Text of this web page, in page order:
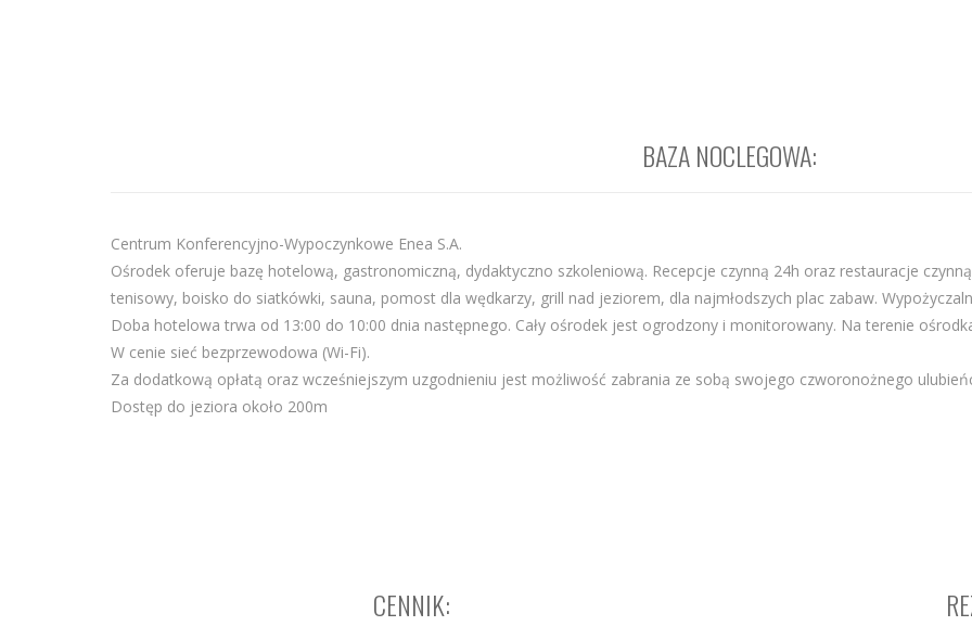
BAZA NOCLEGOWA:
Centrum Konferencyjno-Wypoczynkowe Enea S.A.
Ośrodek oferuje bazę hotelową, gastronomiczną, dydaktyczno szkoleniową. Recepcje czynną 24h oraz restauracje
tenisowy, boisko do siatkówki, sauna, pomost dla wędkarzy, grill nad jeziorem, dla najmłodszych plac zabaw.
Doba hotelowa trwa od 13:00 do 10:00 dnia następnego. Cały ośrodek jest ogrodzony i monitorowany. Na terenie
W cenie sieć bezprzewodowa (Wi-Fi).
Za dodatkową opłatą oraz wcześniejszym uzgodnieniu jest możliwość zabrania ze sobą swojego czworonożnego
Dostęp do jeziora około 200m
CENNIK: